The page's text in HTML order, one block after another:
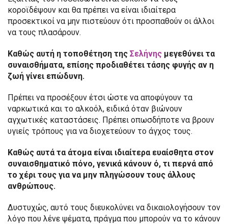
κοροϊδέψουν και θα πρέπει να είναι ιδιαίτερα
προσεκτικοί να μην πιστεύουν ότι προσπαθούν οι άλλοι
να τους πλασάρουν.
Καθώς αυτή η τοποθέτηση της Σελήνης μεγεθύνει τα
συναισθήματα, επίσης προδιαθέτει τάσης φυγής αν η
ζωή γίνει επώδυνη.
Πρέπει να προσέξουν έτσι ώστε να αποφύγουν τα
ναρκωτικά και το αλκοόλ, ειδικά όταν βιώνουν
αγχωτικές καταστάσεις. Πρέπει οπωσδήποτε να βρουν
υγιείς τρόπους για να διοχετεύουν το άγχος τους.
Καθώς αυτά τα άτομα είναι ιδιαίτερα ευαίσθητα στον
συναισθηματικό πόνο, γενικά κάνουν ό, τι περνά από
το χέρι τους για να μην πληγώσουν τους άλλους
ανθρώπους.
Δυστυχώς, αυτό τους διευκολύνει να δικαιολογήσουν τον
λόγο που λένε ψέματα, πράγμα που μπορούν να το κάνουν